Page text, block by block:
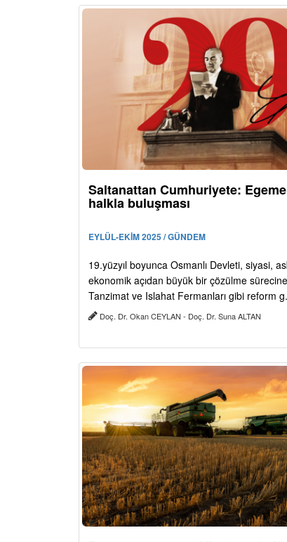
Saltanattan Cumhuriyete:
halkla buluşması
EYLÜL-EKİM 2025 / GÜNDEM
19.yüzyıl boyunca Osmanlı Devleti, siyasi,
ekonomik açıdan büyük bir çözülme
Tanzimat ve Islahat Fermanları gibi reform
Doç. Dr. Okan CEYLAN - Doç. Dr. Suna ALTAN